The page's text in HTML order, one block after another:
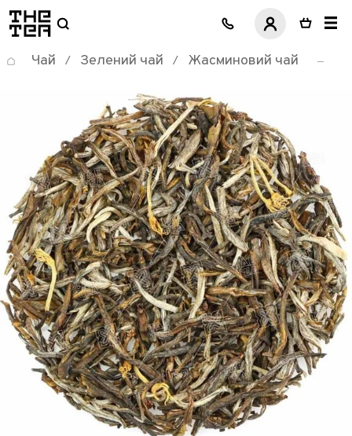
логотип
Чай / Зелений чай / Жасминовий чай